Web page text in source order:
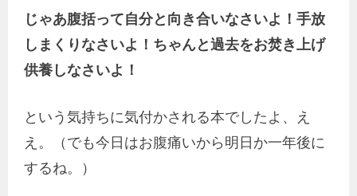
じゃあ腹括って自分と向き合いなさいよ！手放
しまくりなさいよ！ちゃんと過去をお焚き上げ
供養しなさいよ！
という気持ちに気付かされる本でしたよ、え
え。（でも今日はお腹痛いから明日か一年後に
するね。）